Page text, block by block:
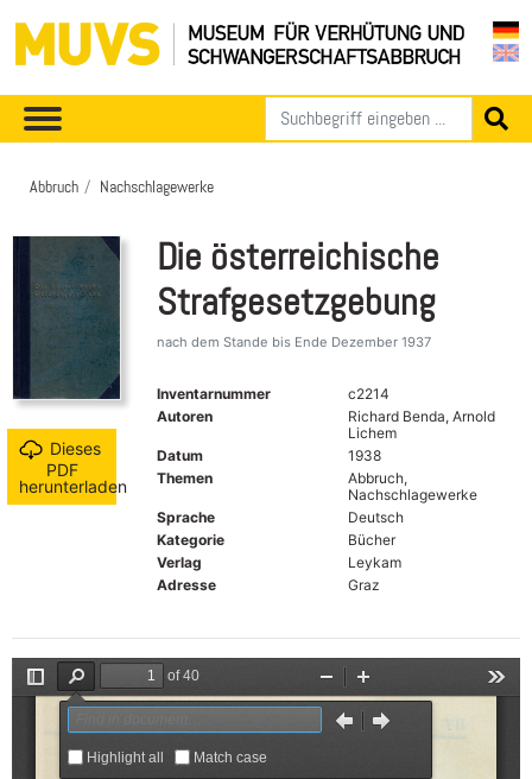
Abbruch Nachschlagewerke
Dieses
PDF
herunterladen
Die österreichische
Strafgesetzgebung
nach dem Stande bis Ende Dezember 1937
Inventarnummer
c2214
Autoren
Richard Benda, Arnold
Lichem
Datum
1938
Themen
Abbruch,
Nachschlagewerke
Sprache
Deutsch
Kategorie
Bücher
Verlag
Leykam
Adresse
Graz